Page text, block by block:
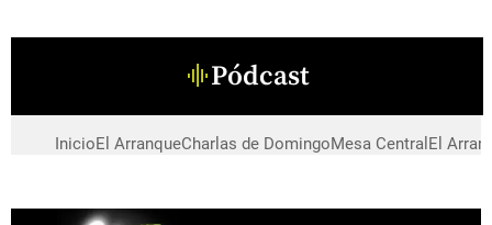
graphic_eqPódcast
InicioEl ArranqueCharlas de DomingoMesa Central El